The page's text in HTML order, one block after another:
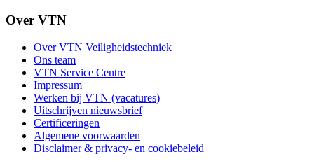
Over VTN
Over VTN Veiligheidstechniek
Ons team
VTN Service Centre
Impressum
Werken bij VTN (vacatures)
Uitschrijven nieuwsbrief
Certificeringen
Algemene voorwaarden
Disclaimer & privacy- en cookiebeleid